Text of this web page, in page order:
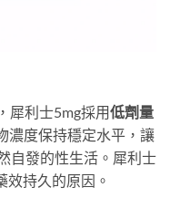
犀利士5mg採用低劑量
濃度保持穩定水平，讓
自發的性生活。犀利士
效持久的原因。